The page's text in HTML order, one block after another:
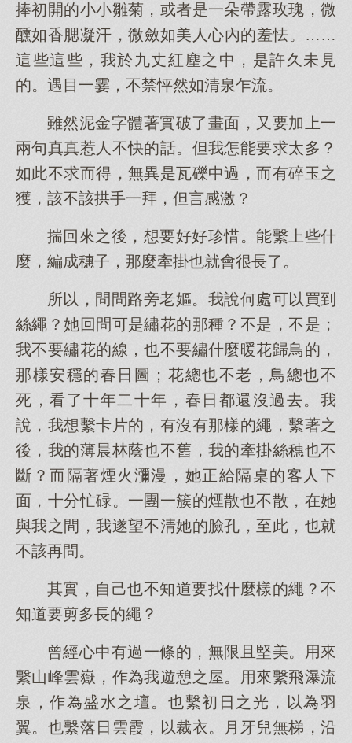
捧初開的小小雛菊，或者是一朵帶露玫瑰，微
醺如香腮凝汗，微斂如美人心內的羞怯。……
這些這些，我於九丈紅塵之中，是許久未見
的。遇目一霎，不禁怦然如清泉乍流。
雖然泥金字體著實破了畫面，又要加上一
兩句真真惹人不快的話。但我怎能要求太多？
如此不求而得，無異是瓦礫中過，而有碎玉之
獲，該不該拱手一拜，但言感激？
揣回來之後，想要好好珍惜。能繫上些什
麼，編成穗子，那麼牽掛也就會很長了。
所以，問問路旁老嫗。我說何處可以買到
絲繩？她回問可是繡花的那種？不是，不是；
我不要繡花的線，也不要繡什麼暖花歸鳥的，
那樣安穩的春日圖；花總也不老，鳥總也不
死，看了十年二十年，春日都還沒過去。我
說，我想繫卡片的，有沒有那樣的繩，繫著之
後，我的薄晨林蔭也不舊，我的牽掛絲穗也不
斷？而隔著煙火瀰漫，她正給隔桌的客人下
面，十分忙碌。一團一簇的煙散也不散，在她
與我之間，我遂望不清她的臉孔，至此，也就
不該再問。
其實，自己也不知道要找什麼樣的繩？不
知道要剪多長的繩？
曾經心中有過一條的，無限且堅美。用來
繫山峰雲嶽，作為我遊憩之屋。用來繫飛瀑流
泉，作為盛水之壇。也繫初日之光，以為羽
翼。也繫落日雲霞，以裁衣。月牙兒無梯，沿